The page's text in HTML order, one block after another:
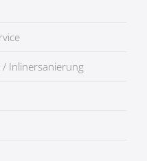
/ Inlinersanierung